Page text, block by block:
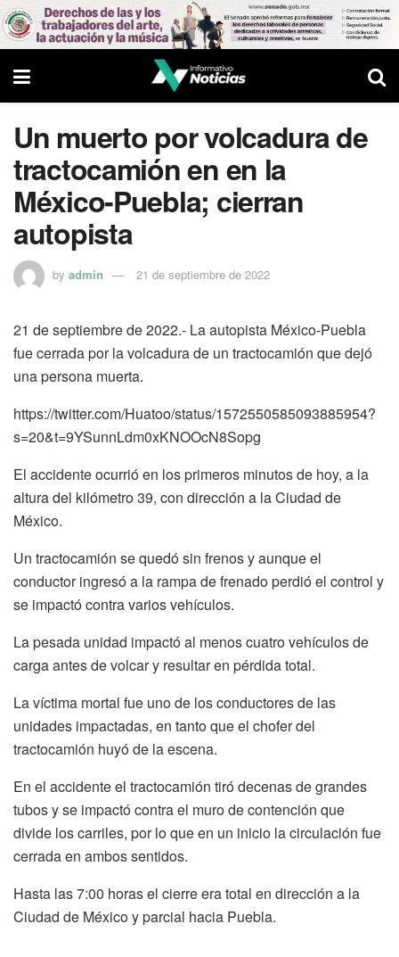
Un muerto por volcadura de
tractocamión en en la
México-Puebla; cierran
autopista
by admin 21 de septiembre de 2022
21 de septiembre de 2022.- La autopista México-Puebla
fue cerrada por la volcadura de un tractocamión que dejó
una persona muerta.
https://twitter.com/Huatoo/status/1572550585093885954?
s=20&t=9YSunnLdm0xKNOOcN8Sopg
El accidente ocurrió en los primeros minutos de hoy, a la
altura del kilómetro 39, con dirección a la Ciudad de
México.
Un tractocamión se quedó sin frenos y aunque el
conductor ingresó a la rampa de frenado perdió el control y
se impactó contra varios vehículos.
La pesada unidad impactó al menos cuatro vehículos de
carga antes de volcar y resultar en pérdida total.
La víctima mortal fue uno de los conductores de las
unidades impactadas, en tanto que el chofer del
tractocamión huyó de la escena.
En el accidente el tractocamión tiró decenas de grandes
tubos y se impactó contra el muro de contención que
divide los carriles, por lo que en un inicio la circulación fue
cerrada en ambos sentidos.
Hasta las 7:00 horas el cierre era total en dirección a la
Ciudad de México y parcial hacia Puebla.